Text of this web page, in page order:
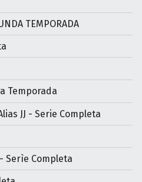
TEMPORADA
Temporada
JJ - Serie Completa
Serìe Completa